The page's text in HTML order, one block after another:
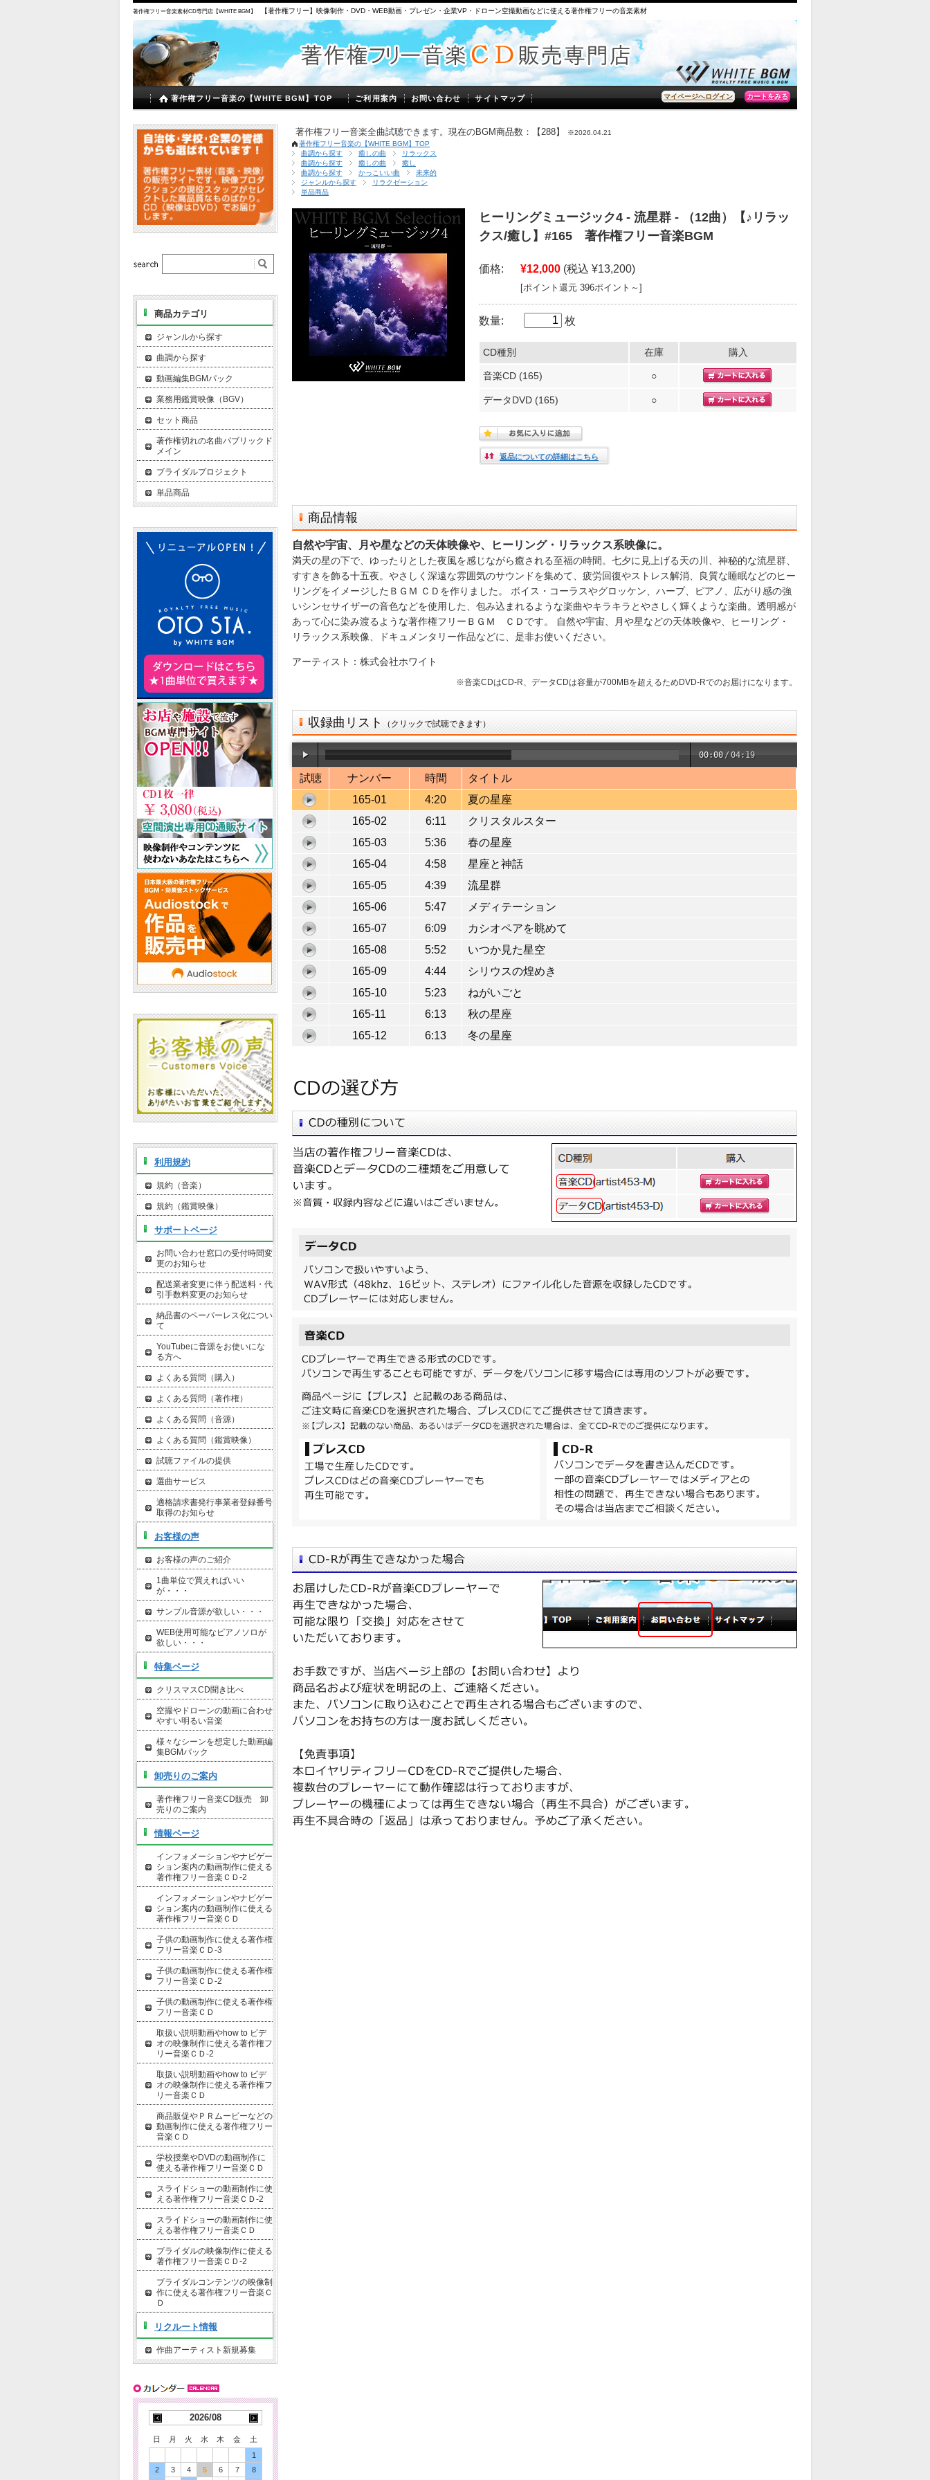
著作権フリー音楽素材CD専門店【WHITE BGM】 【著作権フリー】映像制作・DVD・WEB動画・プレゼン・企業VP・ドローン空撮動画などに使える著作権フリーの音楽素材
マイページへログイン カートをみる
著作権フリー音楽の【WHITE BGM】TOP ご利用案内 お問い合わせ サイトマップ
著作権フリー音楽全曲試聴できます。現在のBGM商品数：【288】
※2026.04.21
著作権フリー音楽の【WHITE BGM】TOP
曲調から探す
癒しの曲
リラックス
曲調から探す
癒しの曲
癒し
曲調から探す
かっこいい曲
未来的
ジャンルから探す
リラクゼーション
単品商品
ヒーリングミュージック4 - 流星群 - （12曲）【♪リラッ
クス/癒し】#165 著作権フリー音楽BGM
価格: ¥12,000 (税込 ¥13,200)
[ポイント還元 396ポイント～]
数量: 枚
CD種別 在庫 購入
音楽CD (165) ○
データDVD (165) ○
返品についての詳細はこちら
商品情報
自然や宇宙、月や星などの天体映像や、ヒーリング・リラックス系映像に。
満天の星の下で、ゆったりとした夜風を感じながら癒される至福の時間。七夕に見上げる天の川、神秘的な流星群、
すすきを飾る十五夜。やさしく深遠な雰囲気のサウンドを集めて、疲労回復やストレス解消、良質な睡眠などのヒー
リングをイメージしたＢＧＭ ＣＤを作りました。 ボイス・コーラスやグロッケン、ハープ、ピアノ、広がり感の強
いシンセサイザーの音色などを使用した、包み込まれるような楽曲やキラキラとやさしく輝くような楽曲。透明感が
あって心に染み渡るような著作権フリーＢＧＭ ＣＤです。 自然や宇宙、月や星などの天体映像や、ヒーリング・
リラックス系映像、ドキュメンタリー作品などに、是非お使いください。
アーティスト：株式会社ホワイト
※音楽CDはCD-R、データCDは容量が700MBを超えるためDVD-Rでのお届けになります。
収録曲リスト（クリックで試聴できます）
00:00 /04:19
試聴 ナンバー 時間
タイトル
165-01
4:20
夏の星座
165-02
6:11
クリスタルスター
165-03
5:36
春の星座
165-04
4:58
星座と神話
165-05
4:39
流星群
165-06
5:47
メディテーション
165-07
6:09
カシオペアを眺めて
165-08
5:52
いつか見た星空
165-09
4:44
シリウスの煌めき
165-10
5:23
ねがいごと
165-11
6:13
秋の星座
165-12
6:13 冬の星座
商品カテゴリ
ジャンルから探す
曲調から探す
動画編集BGMパック
業務用鑑賞映像（BGV）
セット商品
著作権切れの名曲パブリックド
メイン
ブライダルプロジェクト
単品商品
利用規約
規約（音楽）
規約（鑑賞映像）
サポートページ
お問い合わせ窓口の受付時間変
更のお知らせ
配送業者変更に伴う配送料・代
引手数料変更のお知らせ
納品書のペーパーレス化につい
て
YouTubeに音源をお使いにな
る方へ
よくある質問（購入）
よくある質問（著作権）
よくある質問（音源）
よくある質問（鑑賞映像）
試聴ファイルの提供
選曲サービス
適格請求書発行事業者登録番号
取得のお知らせ
お客様の声
お客様の声のご紹介
1曲単位で買えればいい
が・・・
サンプル音源が欲しい・・・
WEB使用可能なピアノソロが
欲しい・・・
特集ページ
クリスマスCD聞き比べ
空撮やドローンの動画に合わせ
やすい明るい音楽
様々なシーンを想定した動画編
集BGMパック
卸売りのご案内
著作権フリー音楽CD販売 卸
売りのご案内
情報ページ
インフォメーションやナビゲー
ション案内の動画制作に使える
著作権フリー音楽ＣＤ-2
インフォメーションやナビゲー
ション案内の動画制作に使える
著作権フリー音楽ＣＤ
子供の動画制作に使える著作権
フリー音楽ＣＤ-3
子供の動画制作に使える著作権
フリー音楽ＣＤ-2
子供の動画制作に使える著作権
フリー音楽ＣＤ
取扱い説明動画やhow to ビデ
オの映像制作に使える著作権フ
リー音楽ＣＤ-2
取扱い説明動画やhow to ビデ
オの映像制作に使える著作権フ
リー音楽ＣＤ
商品販促やＰＲムービーなどの
動画制作に使える著作権フリー
音楽ＣＤ
学校授業やDVDの動画制作に
使える著作権フリー音楽ＣＤ
スライドショーの動画制作に使
える著作権フリー音楽ＣＤ-2
スライドショーの動画制作に使
える著作権フリー音楽ＣＤ
ブライダルの映像制作に使える
著作権フリー音楽ＣＤ-2
ブライダルコンテンツの映像制
作に使える著作権フリー音楽Ｃ
Ｄ
リクルート情報
作曲アーティスト新規募集
2026/08
日 月 火 水 木 金
土
1
2
3 4 5 6 7
8